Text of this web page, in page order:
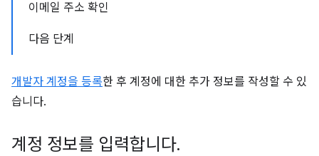
이메일 주소 확인
다음 단계
개발자 계정을 등록한 후 계정에 대한 추가 정보를 작성할 수 있
습니다.
계정 정보를 입력합니다.